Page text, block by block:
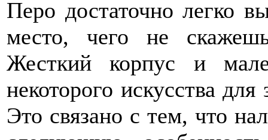
Перо достаточно легко
место, чего не
Жесткий корпус и
некоторого искусства
Это связано с тем, что